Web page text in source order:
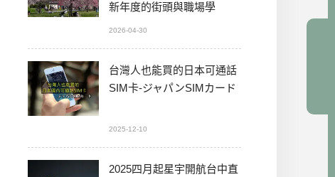
新年度的街頭與職場學
2026-04-30
台灣人也能買的日本可通話
SIM卡-ジャパンSIMカード
2025-12-10
2025四月起星宇開航台中直